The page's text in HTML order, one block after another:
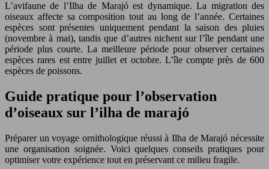
L’avifaune de l’Ilha de Marajó est dynamique. La migration des
oiseaux affecte sa composition tout au long de l’année. Certaines
espèces sont présentes uniquement pendant la saison des pluies
(novembre à mai), tandis que d’autres nichent sur l’île pendant une
période plus courte. La meilleure période pour observer certaines
espèces rares est entre juillet et octobre. L’île compte près de 600
espèces de poissons.
Guide pratique pour l’observation
d’oiseaux sur l’ilha de marajó
Préparer un voyage ornithologique réussi à Ilha de Marajó nécessite
une organisation soignée. Voici quelques conseils pratiques pour
optimiser votre expérience tout en préservant ce milieu fragile.